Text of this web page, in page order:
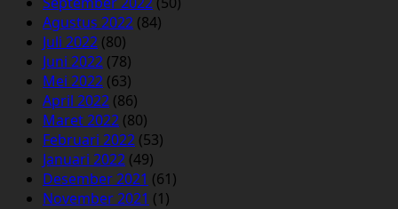
Agustus 2022 (84)
Juli 2022 (80)
Juni 2022 (78)
Mei 2022 (63)
April 2022 (86)
Maret 2022 (80)
Februari 2022 (53)
Januari 2022 (49)
Desember 2021 (61)
November 2021 (1)